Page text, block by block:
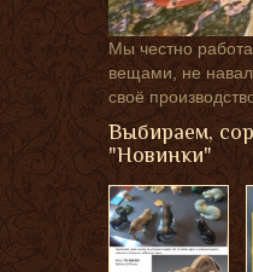
Мы честно
вещами, не
своё
Выбираем,
"Новинки"